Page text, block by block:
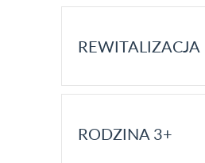
REWITALIZACJA
RODZINA 3+